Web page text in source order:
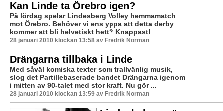
Kan Linde ta Örebro igen?
På lördag spelar Lindesberg Volley hemmamatch
mot Örebro. Behöver vi ens yppa att detta derby
kommer att bli helvetiskt hett? Knappast!
28 januari 2010 klockan 13:58 av Fredrik Norman
Drängarna tillbaka i Linde
Med såväl komiska texter som trallvänlig musik,
slog det Partillebaserade bandet Drängarna igenom
i mitten av 90-talet med stor kraft. Nu gör ...
28 januari 2010 klockan 13:59 av Fredrik Norman